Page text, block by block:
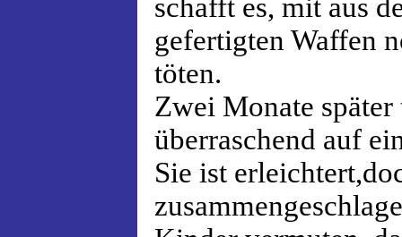
schafft es, mit aus
gefertigten Waffen
töten.
Zwei Monate
überraschend auf
Sie ist